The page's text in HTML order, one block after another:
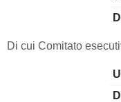
Di cui Comitato